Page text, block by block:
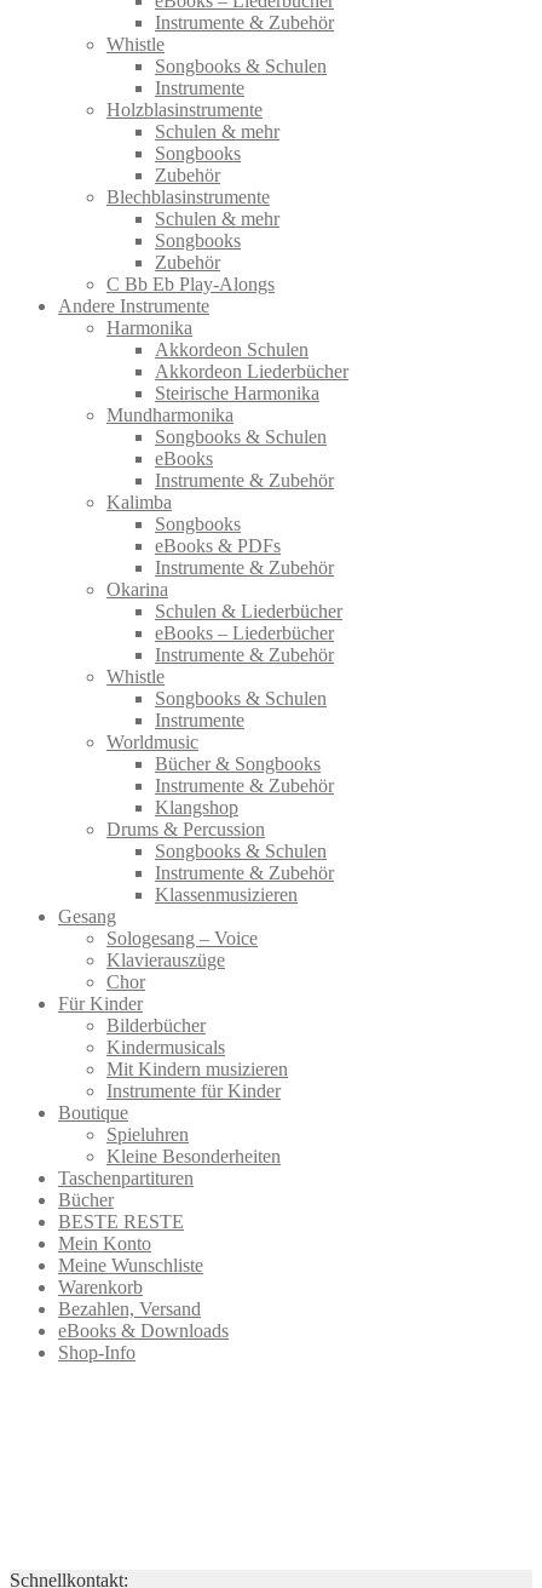
Instrumente & Zubehör
Whistle
Songbooks & Schulen
Instrumente
Holzblasinstrumente
Schulen & mehr
Songbooks
Zubehör
Blechblasinstrumente
Schulen & mehr
Songbooks
Zubehör
C Bb Eb Play-Alongs
Andere Instrumente
Harmonika
Akkordeon Schulen
Akkordeon Liederbücher
Steirische Harmonika
Mundharmonika
Songbooks & Schulen
eBooks
Instrumente & Zubehör
Kalimba
Songbooks
eBooks & PDFs
Instrumente & Zubehör
Okarina
Schulen & Liederbücher
eBooks – Liederbücher
Instrumente & Zubehör
Whistle
Songbooks & Schulen
Instrumente
Worldmusic
Bücher & Songbooks
Instrumente & Zubehör
Klangshop
Drums & Percussion
Songbooks & Schulen
Instrumente & Zubehör
Klassenmusizieren
Gesang
Sologesang – Voice
Klavierauszüge
Chor
Für Kinder
Bilderbücher
Kindermusicals
Mit Kindern musizieren
Instrumente für Kinder
Boutique
Spieluhren
Kleine Besonderheiten
Taschenpartituren
Bücher
BESTE RESTE
Mein Konto
Meine Wunschliste
Warenkorb
Bezahlen, Versand
eBooks & Downloads
Shop-Info
Schnellkontakt: